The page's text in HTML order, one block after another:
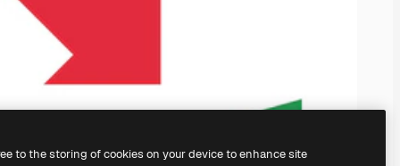
to the storing of cookies on your device to enhance site